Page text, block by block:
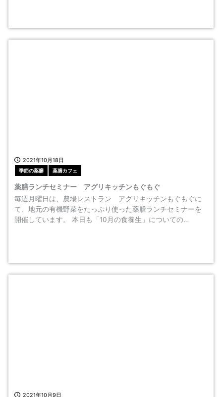
2021年10月18日
季節の薬膳 薬膳カフェ
薬膳ランチセミナー アグリキッチンもぐもぐ
毎週月曜日は、農場レストラン アグリキッチンもぐもぐに
て、地元の有機野菜をたっぷり使った薬膳ランチセミナーを
開催しています。 本日も「10月の食養生」についての…
2021年10月9日